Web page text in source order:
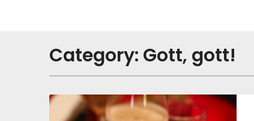
Category: Gott, gott!